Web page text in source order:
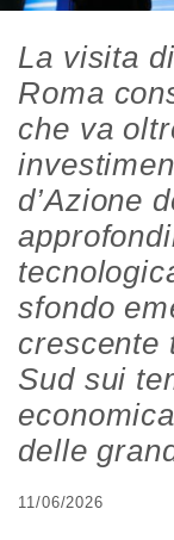
La visita
Roma
che va
d’Azione
sfondo
crescente
Sud sui
delle
11/06/2026